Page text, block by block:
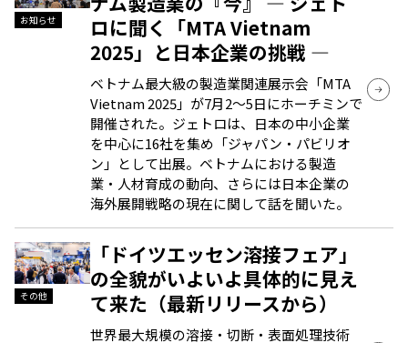
お知らせ
ロに聞く「MTA Vietnam
2025」と日本企業の挑戦 ―
ベトナム最大級の製造業関連展示会「MTA
Vietnam 2025」が7月2～5日にホーチミンで
開催された。ジェトロは、日本の中小企業
を中心に16社を集め「ジャパン・パビリオ
ン」として出展。ベトナムにおける製造
業・人材育成の動向、さらには日本企業の
海外展開戦略の現在に関して話を聞いた。
その他
「ドイツエッセン溶接フェア」
の全貌がいよいよ具体的に見え
て来た（最新リリースから）
世界最大規模の溶接・切断・表面処理技術